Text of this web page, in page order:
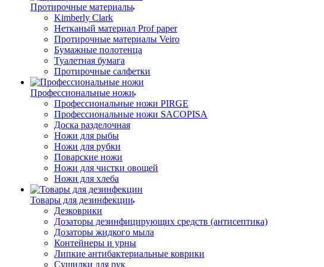
Протирочные материалы
Kimberly Clark
Нетканый материал Prof paper
Протирочные материалы Veiro
Бумажные полотенца
Туалетная бумага
Протирочные салфетки
Профессиональные ножи
Профессиональные ножи PIRGE
Профессиональные ножи SACOPISA
Доска разделочная
Ножи для рыбы
Ножи для рубки
Поварские ножи
Ножи для чистки овощей
Ножи для хлеба
Товары для дезинфекции
Дезковрики
Дозаторы дезинфицирующих средств (антисептика)
Дозаторы жидкого мыла
Контейнеры и урны
Липкие антибактериальные коврики
Сушилки для рук